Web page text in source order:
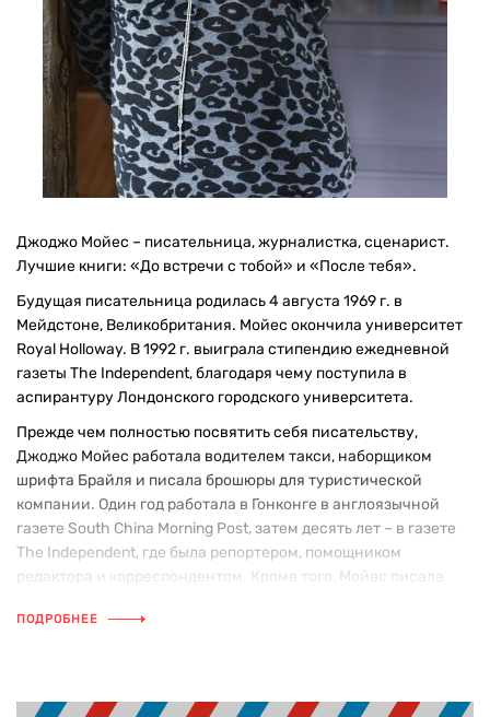
Джоджо Мойес – писательница, журналистка, сценарист.
Лучшие книги: «До встречи с тобой» и «После тебя».
Будущая писательница родилась 4 августа 1969 г. в
Мейдстоне, Великобритания. Мойес окончила университет
Royal Holloway. В 1992 г. выиграла стипендию ежедневной
газеты The Independent, благодаря чему поступила в
аспирантуру Лондонского городского университета.
Прежде чем полностью посвятить себя писательству,
Джоджо Мойес работала водителем такси, наборщиком
шрифта Брайля и писала брошюры для туристической
компании. Один год работала в Гонконге в англоязычной
газете South China Morning Post, затем десять лет – в газете
The Independent, где была репортером, помощником
редактора и корреспондентом. Кроме того, Мойес писала
Джоджо живет на ферме в Эссексе с мужем и тремя детьми.
Список лучших книг
ПОДРОБНЕЕ